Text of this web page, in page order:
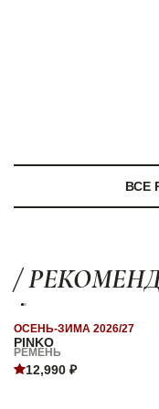
ВСЕ
/
PINKO
ОСЕНЬ-ЗИМА 2026/27
РЕМЕНЬ
12,990 ₽